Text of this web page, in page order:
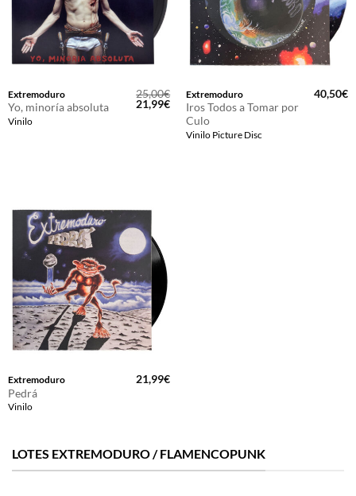
Extremoduro
Yo, minoría absoluta
Vinilo
25,00€
El
precio
21,99€El
precio
actual
Extremoduro
Iros Todos a Tomar por
Culo
Vinilo Picture Disc
40,50€
Extremoduro
Pedrá
Vinilo
21,99€
LOTES EXTREMODURO / FLAMENCOPUNK